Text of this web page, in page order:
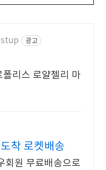
광고
리스 로얄젤리 마
착 로켓배송
회원 무료배송으로